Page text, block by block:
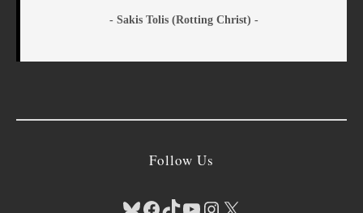
- Sakis Tolis (Rotting Christ) -
Follow Us